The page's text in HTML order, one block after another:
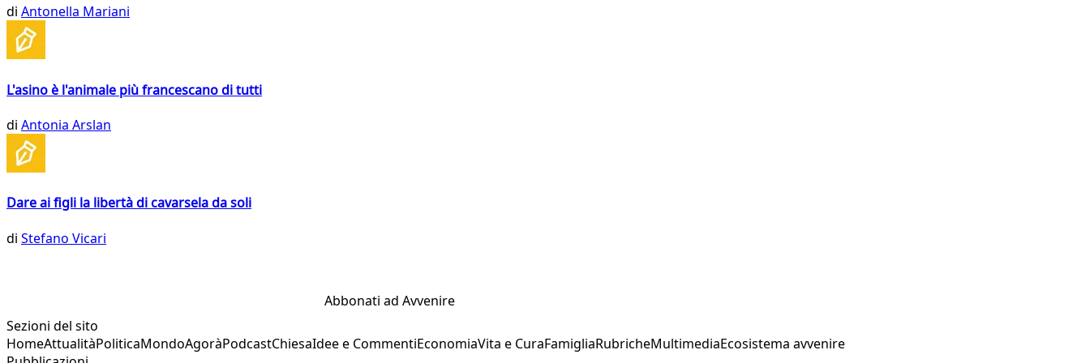
di Antonella Mariani
L'asino è l'animale più francescano di tutti
di Antonia Arslan
Dare ai figli la libertà di cavarsela da soli
di Stefano Vicari
Abbonati ad Avvenire
Sezioni del sito
HomeAttualitàPoliticaMondoAgoràPodcastChiesaIdee e CommentiEconomiaVita e CuraFamigliaRubricheMultimediaEcosistema avvenire